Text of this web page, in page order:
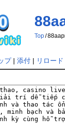
Top/
プ| 添付| リロード